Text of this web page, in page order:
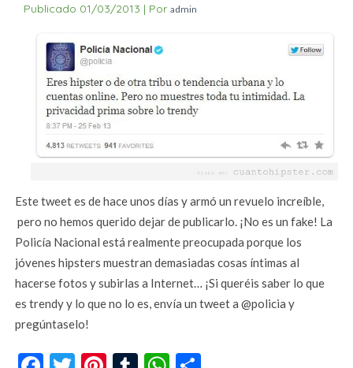
Publicado 01/03/2013 | Por admin
Este tweet es de hace unos días y armó un revuelo increíble,
pero no hemos querido dejar de publicarlo. ¡No es un fake! La
Policía Nacional está realmente preocupada porque los
jóvenes hipsters muestran demasiadas cosas íntimas al
hacerse fotos y subirlas a Internet… ¡Si queréis saber lo que
es trendy y lo que no lo es, envía un tweet a @policia y
pregúntaselo!
Facebook
Twitter
Pinterest
TumblrWhatsApp